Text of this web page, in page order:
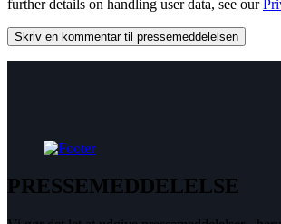
further details on handling user data, see our
PRESSEMEDDELELSE